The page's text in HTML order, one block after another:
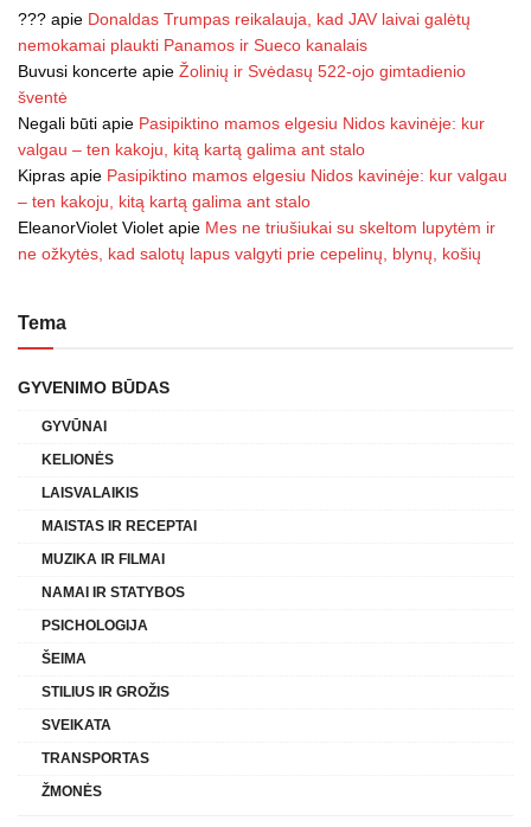
??? apie Donaldas Trumpas reikalauja, kad JAV laivai galėtų
nemokamai plaukti Panamos ir Sueco kanalais
Buvusi koncerte apie Žolinių ir Svėdasų 522-ojo gimtadienio
šventė
Negali būti apie Pasipiktino mamos elgesiu Nidos kavinėje: kur
valgau – ten kakoju, kitą kartą galima ant stalo
Kipras apie Pasipiktino mamos elgesiu Nidos kavinėje: kur valgau
– ten kakoju, kitą kartą galima ant stalo
EleanorViolet Violet apie Mes ne triušiukai su skeltom lupytėm ir
ne ožkytės, kad salotų lapus valgyti prie cepelinų, blynų, košių
Tema
GYVENIMO BŪDAS
GYVŪNAI
KELIONĖS
LAISVALAIKIS
MAISTAS IR RECEPTAI
MUZIKA IR FILMAI
NAMAI IR STATYBOS
PSICHOLOGIJA
ŠEIMA
STILIUS IR GROŽIS
SVEIKATA
TRANSPORTAS
ŽMONĖS